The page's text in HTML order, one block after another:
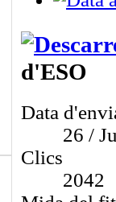
d'ESO
Data
26 /
Clics
2042